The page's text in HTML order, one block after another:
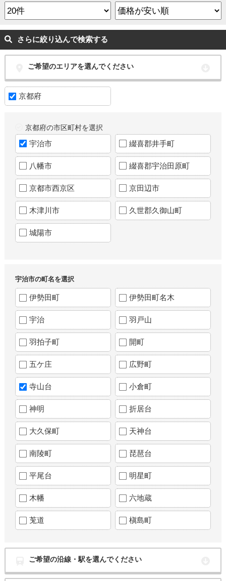
さらに絞り込んで検索する
ご希望のエリアを選んでください
京都府
京都府の市区町村を選択
宇治市 綴喜郡井手町
八幡市 綴喜郡宇治田原町
京都市西京区 京田辺市
木津川市 久世郡久御山町
城陽市
宇治市の町名を選択
伊勢田町 伊勢田町名木
宇治 羽戸山
羽拍子町 開町
五ケ庄 広野町
寺山台 小倉町
神明 折居台
大久保町 天神台
南陵町 琵琶台
平尾台 明星町
木幡 六地蔵
莵道 槇島町
ご希望の沿線・駅を選んでください